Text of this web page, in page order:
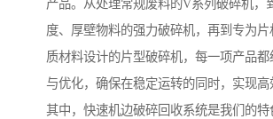
产品。从处理常规废料的V系列破碎机，
度、厚壁物料的强力破碎机，再到专为
质材料设计的片型破碎机，每一项产品
与优化，确保在稳定运转的同时，实现高
其中，快速机边破碎回收系统是我们的特